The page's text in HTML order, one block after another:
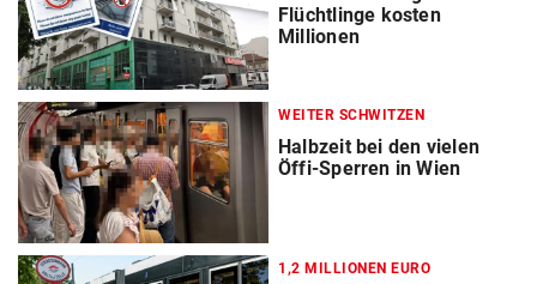
Flüchtlinge kosten
Millionen
WEITER SCHWITZEN
Halbzeit bei den vielen
Öffi-Sperren in Wien
1,2 MILLIONEN EURO